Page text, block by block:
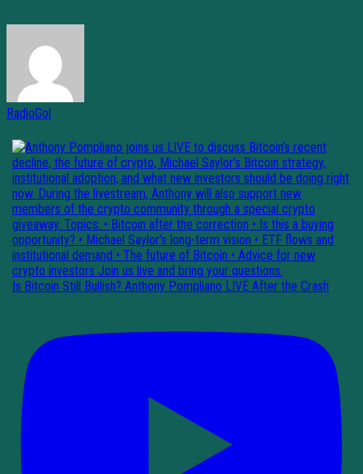
RadioGol
Is Bitcoin Still Bullish? Anthony Pompliano LIVE After the Crash